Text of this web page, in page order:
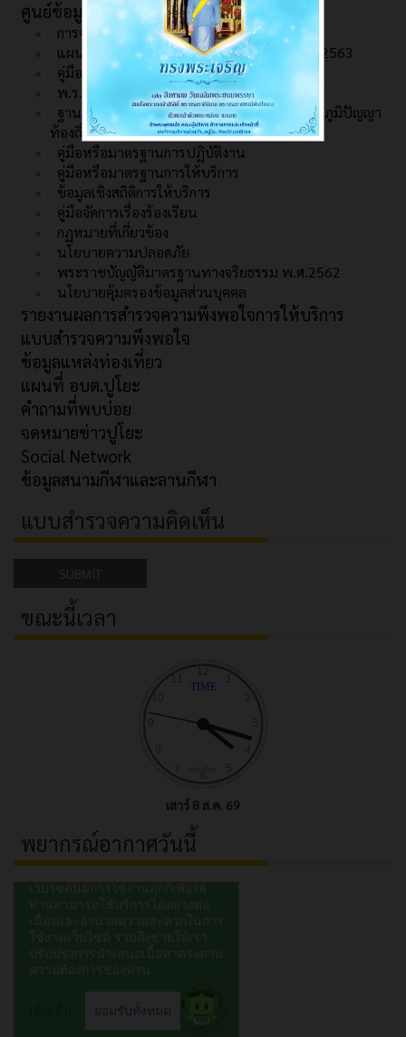
ศูนย์ข้อมูลข่าวสาร
การจัดการความรู้ (KM)
แผนแม่บทเทคโนโลยีสารสนเทศ พ.ศ.2561 - 2563
คู่มือสำหรับประชาชน
พ.ร.บ. ข้อมูลข่าวสารราชการ
ฐานข้อมูลเกี่ยวกับ ศาสนา ศิลปะ ประเพณี และภูมิปัญญา
ท้องถิ่น
คู่มือหรือมาตรฐานการปฏิบัติงาน
คู่มือหรือมาตรฐานการให้บริการ
ข้อมูลเชิงสถิติการให้บริการ
คู่มือจัดการเรื่องร้องเรียน
กฏหมายที่เกี่ยวข้อง
นโยบายความปลอดภัย
พระราชบัญญัติมาตรฐานทางจริยธรรม พ.ศ.2562
นโยบายคุ้มครองข้อมูลส่วนบุคคล
รายงานผลการสำรวจความพึงพอใจการให้บริการ
แบบสำรวจความพึงพอใจ
ข้อมูลแหล่งท่องเที่ยว
แผนที่ อบต.ปูโยะ
คำถามที่พบบ่อย
จดหมายข่าวปูโยะ
Social Network
ข้อมูลสนามกีฬาและลานกีฬา
แบบสำรวจความคิดเห็น
ขณะนี้เวลา
เสาร์ 8 ส.ค. 69
พยากรณ์อากาศวันนี้